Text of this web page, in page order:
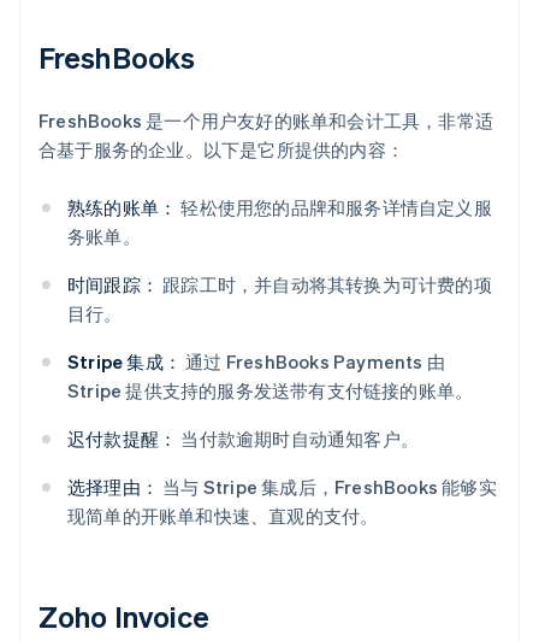
FreshBooks
FreshBooks 是一个用户友好的账单和会计工具，非常适
合基于服务的企业。以下是它所提供的内容：
熟练的账单： 轻松使用您的品牌和服务详情自定义服
务账单。
时间跟踪： 跟踪工时，并自动将其转换为可计费的项
目行。
Stripe 集成： 通过 FreshBooks Payments 由
Stripe 提供支持的服务发送带有支付链接的账单。
迟付款提醒： 当付款逾期时自动通知客户。
选择理由： 当与 Stripe 集成后，FreshBooks 能够实
现简单的开账单和快速、直观的支付。
Zoho Invoice